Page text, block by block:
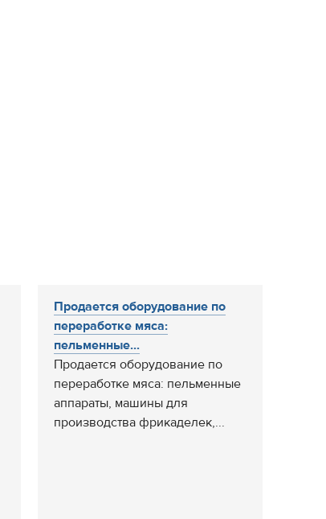
Продается оборудование по
переработке мяса:
пельменные...
Продается оборудование по
переработке мяса: пельменные
аппараты, машины для
производства фрикаделек,...